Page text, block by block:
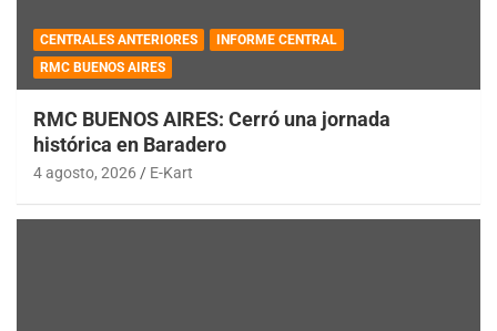
CENTRALES ANTERIORES
INFORME CENTRAL
RMC BUENOS AIRES
RMC BUENOS AIRES: Cerró una jornada
histórica en Baradero
4 agosto, 2026 E-Kart